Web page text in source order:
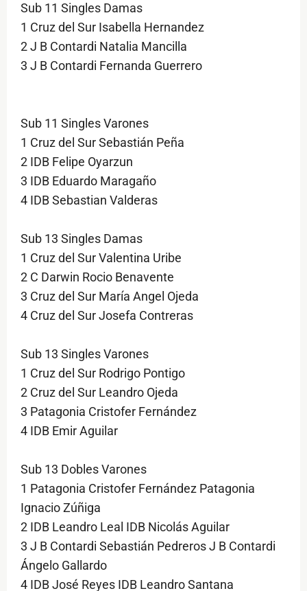
Sub 11 Singles Damas
1 Cruz del Sur Isabella Hernandez
2 J B Contardi Natalia Mancilla
3 J B Contardi Fernanda Guerrero
Sub 11 Singles Varones
1 Cruz del Sur Sebastián Peña
2 IDB Felipe Oyarzun
3 IDB Eduardo Maragaño
4 IDB Sebastian Valderas
Sub 13 Singles Damas
1 Cruz del Sur Valentina Uribe
2 C Darwin Rocio Benavente
3 Cruz del Sur María Angel Ojeda
4 Cruz del Sur Josefa Contreras
Sub 13 Singles Varones
1 Cruz del Sur Rodrigo Pontigo
2 Cruz del Sur Leandro Ojeda
3 Patagonia Cristofer Fernández
4 IDB Emir Aguilar
Sub 13 Dobles Varones
1 Patagonia Cristofer Fernández Patagonia
Ignacio Zúñiga
2 IDB Leandro Leal IDB Nicolás Aguilar
3 J B Contardi Sebastián Pedreros J B Contardi
Ángelo Gallardo
4 IDB José Reyes IDB Leandro Santana